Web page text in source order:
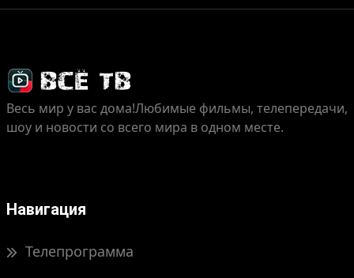
Весь мир у вас дома!Любимые фильмы, телепередачи,
шоу и новости со всего мира в одном месте.
Навигация
Телепрограмма